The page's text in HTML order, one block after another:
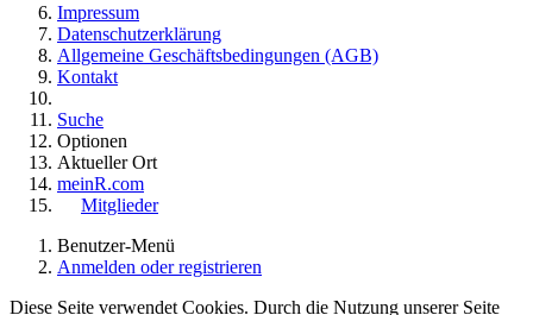
Impressum
Datenschutzerklärung
Allgemeine Geschäftsbedingungen (AGB)
Kontakt
Suche
Optionen
Aktueller Ort
meinR.com
Mitglieder
Benutzer-Menü
Anmelden oder registrieren
Diese Seite verwendet Cookies. Durch die Nutzung unserer Seite